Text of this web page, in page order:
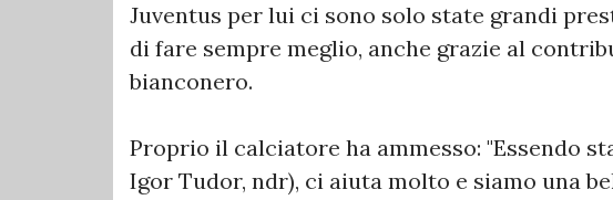
Juventus per lui ci sono solo state grandi
di fare sempre meglio, anche grazie al
bianconero.
Proprio il calciatore ha ammesso: "Essendo
Igor Tudor, ndr), ci aiuta molto e siamo una